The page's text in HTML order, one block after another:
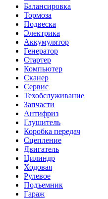
Балансировка
Тормоза
Подвеска
Электрика
Аккумулятор
Генератор
Стартер
Компьютер
Сканер
Сервис
Техобслуживание
Запчасти
Антифриз
Глушитель
Коробка передач
Сцепление
Двигатель
Цилиндр
Ходовая
Рулевое
Подъемник
Гараж